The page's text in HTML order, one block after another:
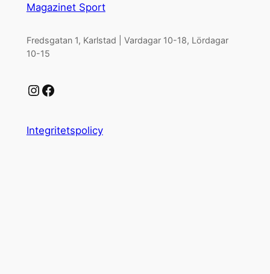
Magazinet Sport
Fredsgatan 1, Karlstad | Vardagar 10-18, Lördagar
10-15
Instagram Facebook
Integritetspolicy